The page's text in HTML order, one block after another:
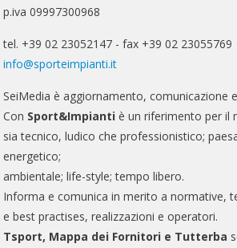
p.iva 09997300968
tel. +39 02 23052147 - fax +39 02 23055769
info@sporteimpianti.it
SeiMedia è aggiornamento, comunicazione
Con Sport&Impianti è un riferimento per il
sia tecnico, ludico che professionistico;
energetico;
ambientale; life-style; tempo libero.
Informa e comunica in merito a normative,
e best practises, realizzazioni e operatori.
Tsport, Mappa dei Fornitori e Tutterba